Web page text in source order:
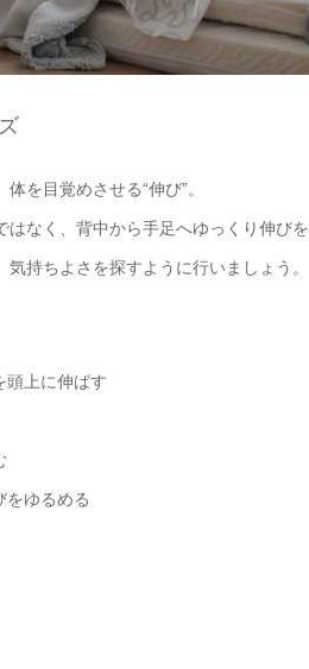
を目覚めさせる“伸び”。
はなく、背中から手足へゆっくり伸び
気持ちよさを探すように行いましょう。
頭上に伸ばす
をゆるめる